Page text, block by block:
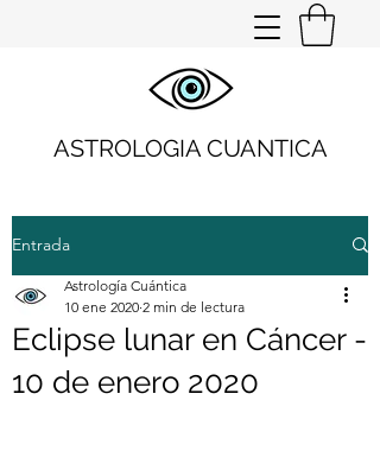
ASTROLOGIA CUANTICA
Entrada
Eclipse lunar en Cáncer -
10 de enero 2020
Astrología Cuántica
10 ene 2020 2 min de lectura